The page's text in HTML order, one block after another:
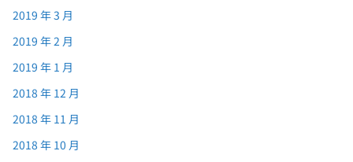
2019 年 3 月
2019 年 2 月
2019 年 1 月
2018 年 12 月
2018 年 11 月
2018 年 10 月